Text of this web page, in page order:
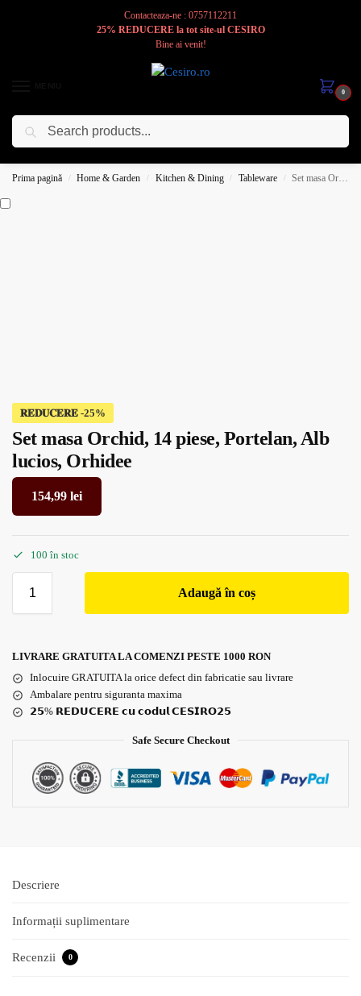
Contacteaza-ne : 0757112211
25% REDUCERE la tot site-ul CESIRO
Bine ai venit!
0
Cesiro
Prima pagină / Home & Garden / Kitchen & Dining / Tableware / Set masa Orchid, 14 piese, Portelan, Alb lucios, Orhidee
𝐑𝐄𝐃𝐔𝐂𝐄𝐑𝐄
Set masa Orchid, 14 piese, Portelan, Alb
lucios, Orhidee
154,99 lei
100 în stoc
Adaugă în coș
LIVRARE GRATUITA LA COMENZI PESTE 1000 RON
Inlocuire GRATUITA la orice defect din fabricatie sau livrare
Ambalare pentru siguranta maxima
𝟮𝟱% 𝗥𝗘𝗗𝗨𝗖𝗘𝗥𝗘 𝗰𝘂 𝗰𝗼𝗱𝘂𝗹 𝗖𝗘𝗦𝗜𝗥𝗢𝟮𝟱
Safe Secure Checkout
Descriere
Informații suplimentare
Recenzii 0